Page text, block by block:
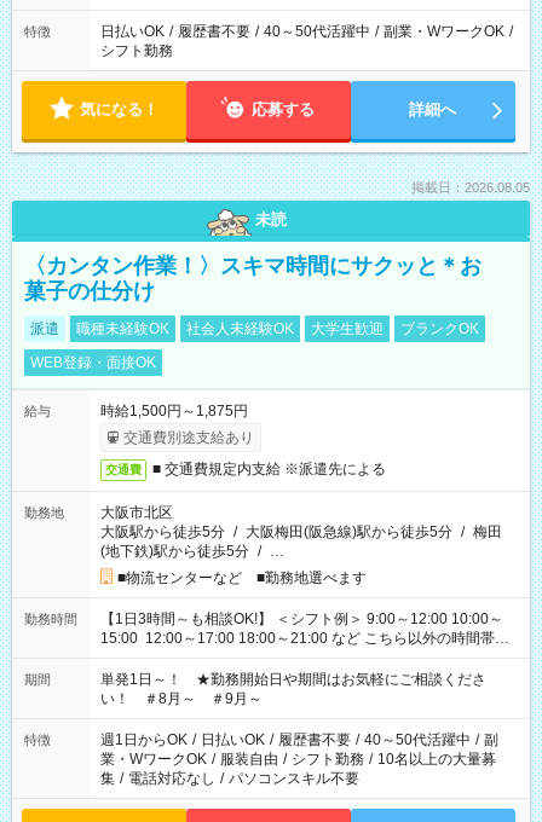
特徴 日払いOK / 履歴書不要 / 40～50代活躍中 / 副業・WワークOK /
シフト勤務
気になる！ 応募する 詳細へ
掲載日：2026.08.05
未読
〈カンタン作業！〉スキマ時間にサクッと＊お
菓子の仕分け
派遣 職種未経験OK 社会人未経験OK 大学生歓迎
ブランクOK
WEB登録・面接OK
給与
時給1,500円～1,875円
交通費別途支給あり
交通費 ■ 交通費規定内支給 ※派遣先による
勤務地
大阪市北区
大阪駅から徒歩5分 / 大阪梅田(阪急線)駅から徒歩5分 / 梅田
(地下鉄)駅から徒歩5分 / …
■物流センターなど ■勤務地選べます
勤務時間
【1日3時間～も相談OK!】 ＜シフト例＞ 9:00～12:00 10:00～
15:00 12:00～17:00 18:00～21:00 など こちら以外の時間帯も
お気軽にご相談ください！
期間
単発1日～！ ★勤務開始日や期間はお気軽にご相談くださ
い！ ＃8月～ ＃9月～
特徴 週1日からOK / 日払いOK / 履歴書不要 / 40～50代活躍中 / 副
業・WワークOK / 服装自由 / シフト勤務 / 10名以上の大量募
集 / 電話対応なし / パソコンスキル不要